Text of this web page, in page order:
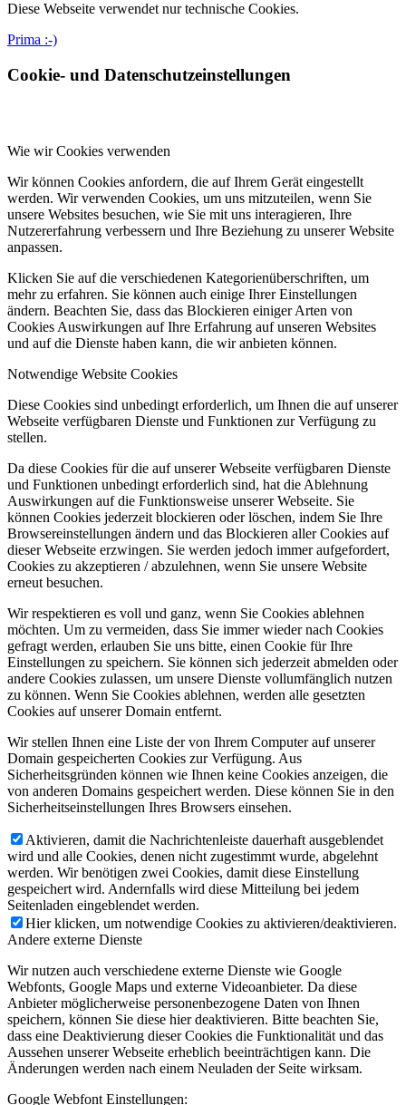
Diese Webseite verwendet nur technische Cookies.
Prima :-)
Cookie- und Datenschutzeinstellungen
Wie wir Cookies verwenden
Wir können Cookies anfordern, die auf Ihrem Gerät eingestellt
werden. Wir verwenden Cookies, um uns mitzuteilen, wenn Sie
unsere Websites besuchen, wie Sie mit uns interagieren, Ihre
Nutzererfahrung verbessern und Ihre Beziehung zu unserer Website
anpassen.
Klicken Sie auf die verschiedenen Kategorienüberschriften, um
mehr zu erfahren. Sie können auch einige Ihrer Einstellungen
ändern. Beachten Sie, dass das Blockieren einiger Arten von
Cookies Auswirkungen auf Ihre Erfahrung auf unseren Websites
und auf die Dienste haben kann, die wir anbieten können.
Notwendige Website Cookies
Diese Cookies sind unbedingt erforderlich, um Ihnen die auf unserer
Webseite verfügbaren Dienste und Funktionen zur Verfügung zu
stellen.
Da diese Cookies für die auf unserer Webseite verfügbaren Dienste
und Funktionen unbedingt erforderlich sind, hat die Ablehnung
Auswirkungen auf die Funktionsweise unserer Webseite. Sie
können Cookies jederzeit blockieren oder löschen, indem Sie Ihre
Browsereinstellungen ändern und das Blockieren aller Cookies auf
dieser Webseite erzwingen. Sie werden jedoch immer aufgefordert,
Cookies zu akzeptieren / abzulehnen, wenn Sie unsere Website
erneut besuchen.
Wir respektieren es voll und ganz, wenn Sie Cookies ablehnen
möchten. Um zu vermeiden, dass Sie immer wieder nach Cookies
gefragt werden, erlauben Sie uns bitte, einen Cookie für Ihre
Einstellungen zu speichern. Sie können sich jederzeit abmelden oder
andere Cookies zulassen, um unsere Dienste vollumfänglich nutzen
zu können. Wenn Sie Cookies ablehnen, werden alle gesetzten
Cookies auf unserer Domain entfernt.
Wir stellen Ihnen eine Liste der von Ihrem Computer auf unserer
Domain gespeicherten Cookies zur Verfügung. Aus
Sicherheitsgründen können wie Ihnen keine Cookies anzeigen, die
von anderen Domains gespeichert werden. Diese können Sie in den
Sicherheitseinstellungen Ihres Browsers einsehen.
Aktivieren, damit die Nachrichtenleiste dauerhaft ausgeblendet
wird und alle Cookies, denen nicht zugestimmt wurde, abgelehnt
werden. Wir benötigen zwei Cookies, damit diese Einstellung
gespeichert wird. Andernfalls wird diese Mitteilung bei jedem
Seitenladen eingeblendet werden.
Hier klicken, um notwendige Cookies zu aktivieren/deaktivieren.
Andere externe Dienste
Wir nutzen auch verschiedene externe Dienste wie Google
Webfonts, Google Maps und externe Videoanbieter. Da diese
Anbieter möglicherweise personenbezogene Daten von Ihnen
speichern, können Sie diese hier deaktivieren. Bitte beachten Sie,
dass eine Deaktivierung dieser Cookies die Funktionalität und das
Aussehen unserer Webseite erheblich beeinträchtigen kann. Die
Änderungen werden nach einem Neuladen der Seite wirksam.
Google Webfont Einstellungen: